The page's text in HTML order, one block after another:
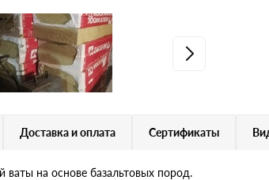
Доставка и оплата Сертификаты
на основе базальтовых пород.